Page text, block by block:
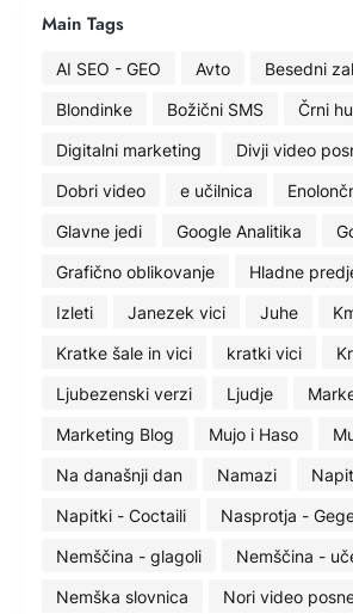
Main Tags
AI SEO - GEO Avto Besedni
Blondinke
Božični SMS
Črni
Digitalni marketing
Divji video
Dobri video
e učilnica
Glavne jedi
Google Analitika
Grafično oblikovanje
Hladne
Izleti
Janezek vici Juhe
Kratke šale in vici
kratki vici
Ljubezenski verzi
Ljudje
Marketing Blog
Mujo i Haso
Na današnji dan
Namazi
Napitki - Coctaili
Nasprotja -
Nemščina - glagoli
Nemščina -
Nemška slovnica
Nori video